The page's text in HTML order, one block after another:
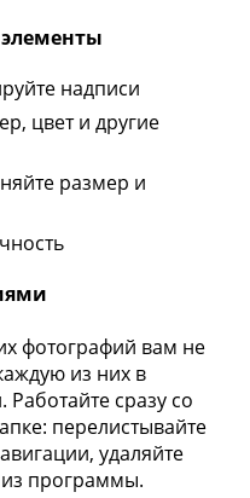
надписи
цвет и другие
размер и
фотографий вам не
из них в
Работайте сразу со
перелистывайте
удаляйте
программы.